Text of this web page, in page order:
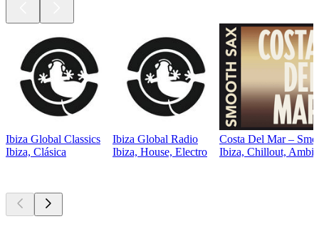
Ibiza Global Classics
Ibiza, Clásica
Ibiza Global Radio
Ibiza, House, Electro
Costa Del Mar –
Ibiza, Chillout,